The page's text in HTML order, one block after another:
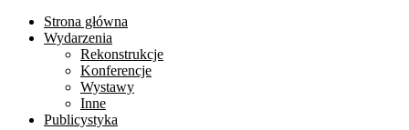
Strona główna
Wydarzenia
Rekonstrukcje
Konferencje
Wystawy
Inne
Publicystyka